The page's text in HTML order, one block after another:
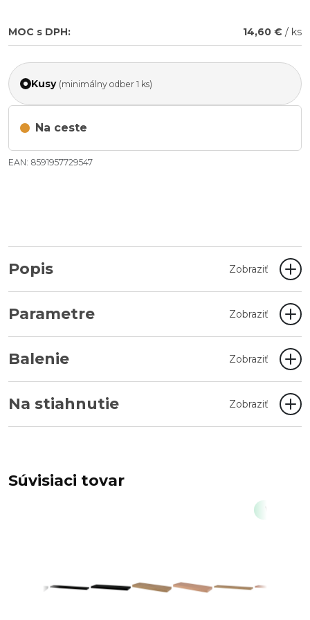
MOC s DPH: 14,60 € / ks
Kusy (minimálny odber 1 ks)
Na ceste
EAN: 8591957729547
Popis Zobraziť
Parametre Zobraziť
Balenie Zobraziť
Na stiahnutie Zobraziť
Súvisiaci tovar